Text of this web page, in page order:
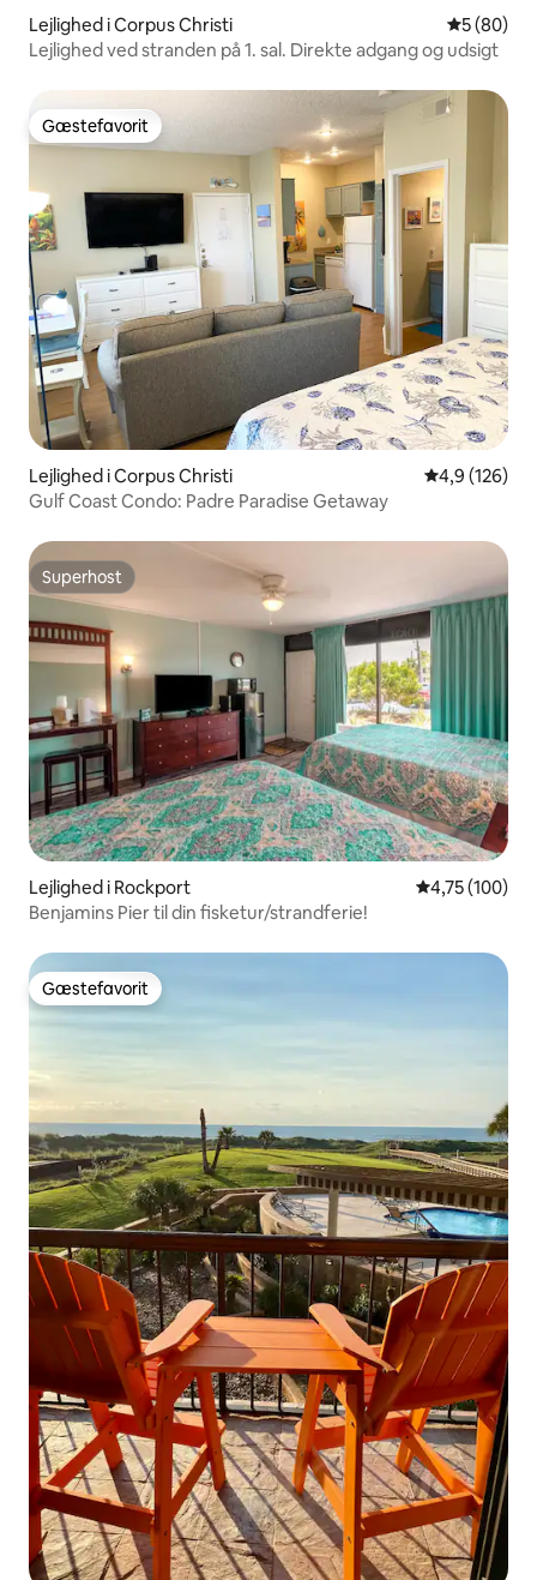
Lejlighed i Corpus Christi 5 ud af 5 i
5 (80)
Lejlighed ved stranden på 1. sal. Direkte adgang og udsigt
Gæstefavorit
Gæstefavorit
Lejlighed i Corpus Christi 4,9 ud af 5 i
4,9 (126)
Gulf Coast Condo: Padre Paradise Getaway
Superhost
Superhost
Lejlighed i Rockport 4,75 ud af 5 i
4,75 (100)
Benjamins Pier til din fisketur/strandferie!
Gæstefavorit
Gæstefavorit